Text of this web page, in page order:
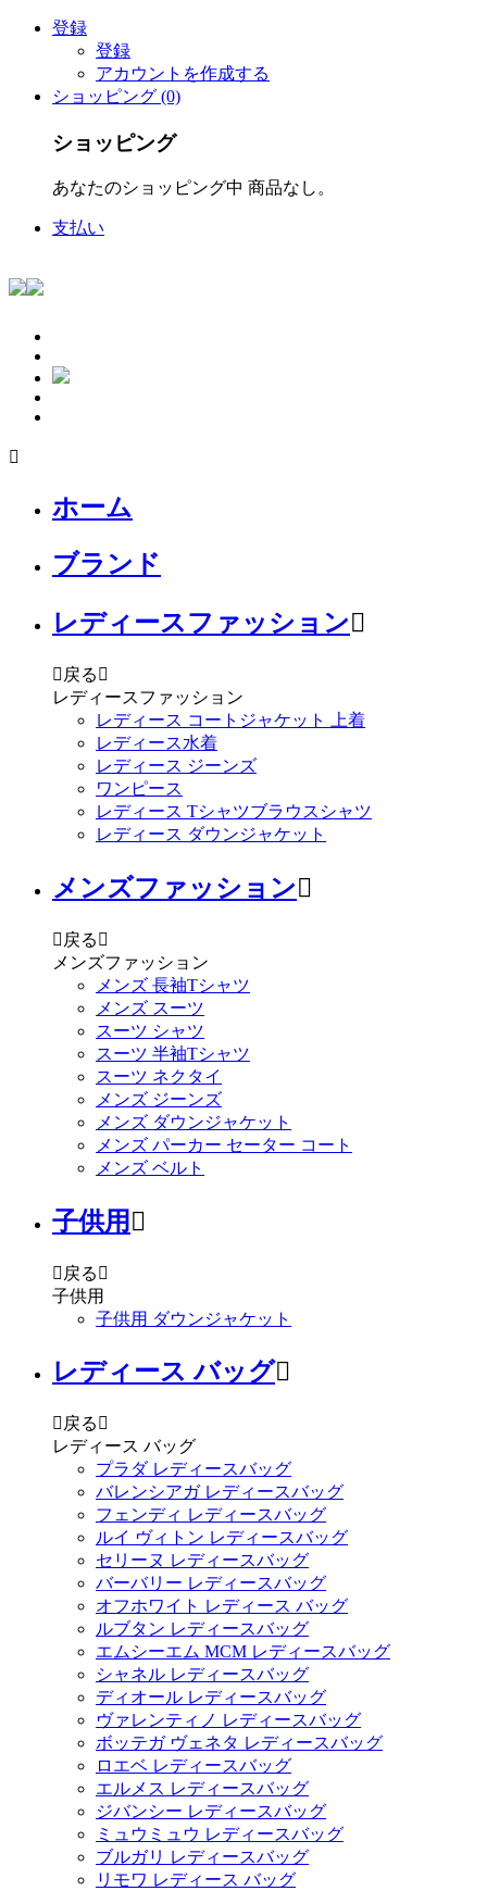
登録
登録
アカウントを作成する
ショッピング (0)
ショッピング
あなたのショッピング中 商品なし。
支払い

ホーム
ブランド
レディースファッション
 戻る 
レディースファッション
レディース コートジャケット 上着
レディース水着
レディース ジーンズ
ワンピース
レディース Tシャツブラウスシャツ
レディース ダウンジャケット
メンズファッション
 戻る 
メンズファッション
メンズ 長袖Tシャツ
メンズ スーツ
スーツ シャツ
スーツ 半袖Tシャツ
スーツ ネクタイ
メンズ ジーンズ
メンズ ダウンジャケット
メンズ パーカー セーター コート
メンズ ベルト
子供用 
 戻る 
子供用
子供用 ダウンジャケット
レディース バッグ
 戻る 
レディース バッグ
プラダ レディースバッグ
バレンシアガ レディースバッグ
フェンディ レディースバッグ
ルイ ヴィトン レディースバッグ
セリーヌ レディースバッグ
バーバリー レディースバッグ
オフホワイト レディース バッグ
ルブタン レディースバッグ
エムシーエム MCM レディースバッグ
シャネル レディースバッグ
ディオール レディースバッグ
ヴァレンティノ レディースバッグ
ボッテガ ヴェネタ レディースバッグ
ロエベ レディースバッグ
エルメス レディースバッグ
ジバンシー レディースバッグ
ミュウミュウ レディースバッグ
ブルガリ レディースバッグ
リモワ レディース バッグ